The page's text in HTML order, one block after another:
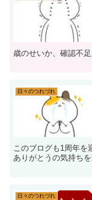
歳のせいか、確認不
日々のつれづれ
このブログも1周年を
ありがとうの気持ち
日々のつれづれ